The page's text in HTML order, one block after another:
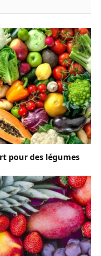
pour des légumes